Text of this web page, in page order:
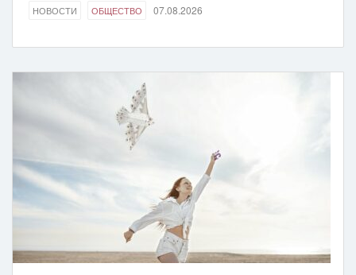
НОВОСТИ ОБЩЕСТВО 07.08.2026